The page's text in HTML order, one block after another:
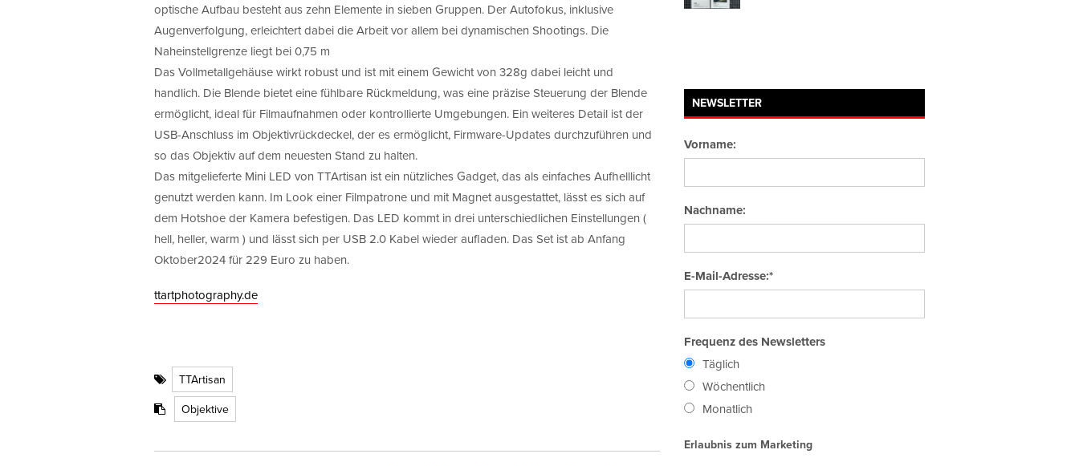
optische Aufbau besteht aus zehn Elemente in sieben Gruppen. Der Autofokus, inklusive
Augenverfolgung, erleichtert dabei die Arbeit vor allem bei dynamischen Shootings. Die
Naheinstellgrenze liegt bei 0,75 m
Das Vollmetallgehäuse wirkt robust und ist mit einem Gewicht von 328g dabei leicht und
handlich. Die Blende bietet eine fühlbare Rückmeldung, was eine präzise Steuerung der Blende
ermöglicht, ideal für Filmaufnahmen oder kontrollierte Umgebungen. Ein weiteres Detail ist der
USB-Anschluss im Objektivrückdeckel, der es ermöglicht, Firmware-Updates durchzuführen und
so das Objektiv auf dem neuesten Stand zu halten.
Das mitgelieferte Mini LED von TTArtisan ist ein nützliches Gadget, das als einfaches Aufhelllicht
genutzt werden kann. Im Look einer Filmpatrone und mit Magnet ausgestattet, lässt es sich auf
dem Hotshoe der Kamera befestigen. Das LED kommt in drei unterschiedlichen Einstellungen (
hell, heller, warm ) und lässt sich per USB 2.0 Kabel wieder aufladen. Das Set ist ab Anfang
Oktober2024 für 229 Euro zu haben.
ttartphotography.de
TTArtisan
Objektive
NEWSLETTER
Vorname:
Nachname:
E-Mail-Adresse:*
Frequenz des Newsletters
Täglich
Wöchentlich
Monatlich
Erlaubnis zum Marketing